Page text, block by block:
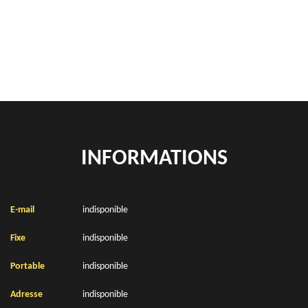
INFORMATIONS
E-mail indisponible
Fixe indisponible
Portable indisponible
Adresse indisponible